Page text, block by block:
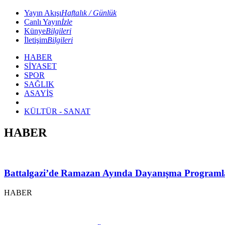
Yayın AkışıHaftalık / Günlük
Canlı Yayınİzle
KünyeBilgileri
İletişimBilgileri
HABER
SİYASET
SPOR
SAĞLIK
ASAYİŞ
KÜLTÜR - SANAT
HABER
Battalgazi’de Ramazan Ayında Dayanışma
HABER